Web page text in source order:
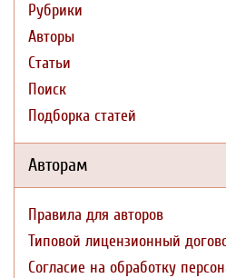
Рубрики
Авторы
Статьи
Поиск
Подборка статей
Авторам
Правила для авторов
Типовой лицензионный
Согласие на обработку